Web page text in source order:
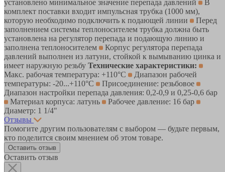
установлено минимальное значение перепада давлений
В
комплект поставки входит импульсная трубка (1000 мм),
которую необходимо подключить к подающей линии
Перед
заполнением системы теплоносителем трубка должна быть
установлена на регулятор перепада и подающую линию и
заполнена теплоносителем
Корпус регулятора перепада
давлений выполнен из латуни, стойкой к вымыванию цинка и
имеет наружную резьбу Технические характеристики:
Макс. рабочая температура: +110°С
Диапазон рабочей
температуры: -20...+110°С
Присоединение: резьбовое
Диапазон настройки перепада давления: 0,2-0,9 и 0,25-0,6 бар
Материал корпуса: латунь
Рабочее давление: 16 бар
Диаметр: 1 1/4"
Отзывы
Помогите другим пользователям с выбором — будьте первым,
кто поделится своим мнением об этом товаре.
Оставить отзыв
Оставить отзыв